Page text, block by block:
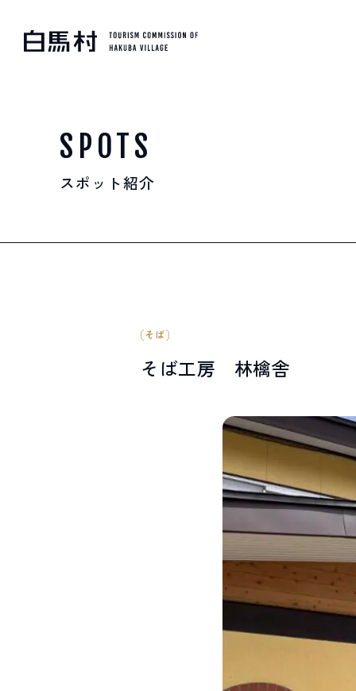
SKI RESORTS
SPOTS
LINEで友だちになる
白馬村観光局インフォメーション
長野県北安曇郡白馬村北城5497
Snow Peak LAND STATION HAKUBA内
営業時間：9:00～17:00 定休日：無休
TEL.0261-85-4210 / FAX.0261-85-4240
SPOTS
スポット紹介
そば
そば工房 林檎舎